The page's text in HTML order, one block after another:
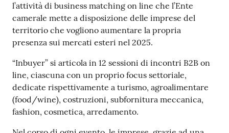
Registrati
Seguici
l’attività di business matching on line che l’Ente
camerale mette a disposizione delle imprese del
territorio che vogliono aumentare la propria
presenza sui mercati esteri nel 2025.
“Inbuyer” si articola in 12 sessioni di incontri B2B on
line, ciascuna con un proprio focus settoriale,
dedicate rispettivamente a turismo, agroalimentare
(food/wine), costruzioni, subfornitura meccanica,
fashion, cosmetica, arredamento.